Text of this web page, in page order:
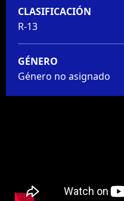
CLASIFICACIÓN
R-13
GÉNERO
Género no asignado